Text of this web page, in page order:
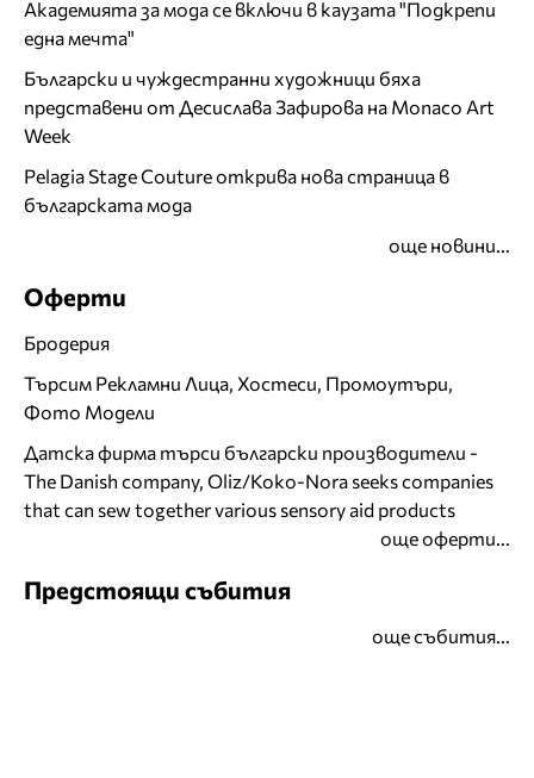
Академията за мода се включи в каузата "Подкрепи
една мечта"
Български и чуждестранни художници бяха
представени от Десислава Зафирова на Monaco Art
Week
Pelagia Stage Couture открива нова страница в
българската мода
още новини...
Оферти
Бродерия
Търсим Рекламни Лица, Хостеси, Промоутъри,
Фото Модели
Датска фирма търси български производители -
The Danish company, Oliz/Koko-Nora seeks companies
that can sew together various sensory aid products
още оферти...
Предстоящи събития
още събития...